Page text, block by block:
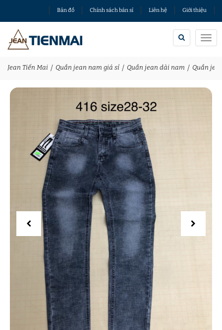
Bản đồ Chính sách bán sỉ Liên hệ Giới thiệu
Jean Tiến Mai Quần jean nam giá sỉ Quần jean dài nam Quần